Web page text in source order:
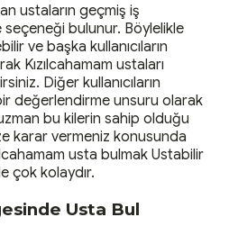
ustaların geçmiş iş
bulunur. Böylelikle
ve başka kullanıcıların
Kızılcahamam ustaları
Diğer kullanıcıların
değerlendirme unsuru olarak
bu kilerin sahip olduğu
karar vermeniz konusunda
usta bulmak Ustabilir
çok kolaydır.
Usta Bul